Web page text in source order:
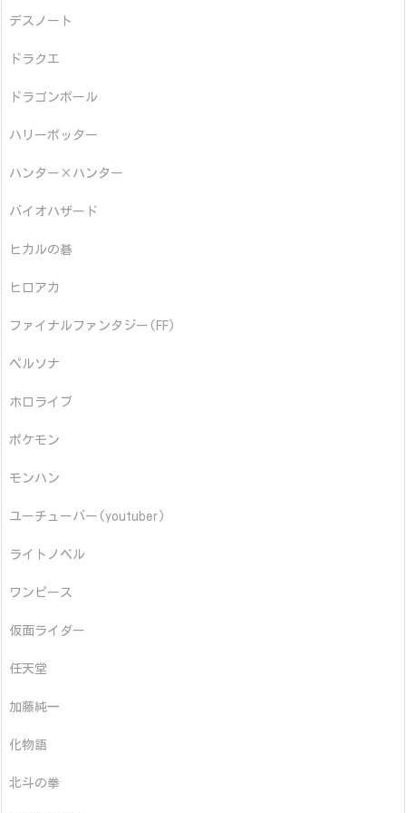
デスノート
ドラクエ
ドラゴンボール
ハリーポッター
ハンター×ハンター
バイオハザード
ヒカルの碁
ヒロアカ
ファイナルファンタジー(FF)
ペルソナ
ホロライブ
ポケモン
モンハン
ユーチューバー(youtuber)
ライトノベル
ワンピース
仮面ライダー
任天堂
加藤純一
化物語
北斗の拳